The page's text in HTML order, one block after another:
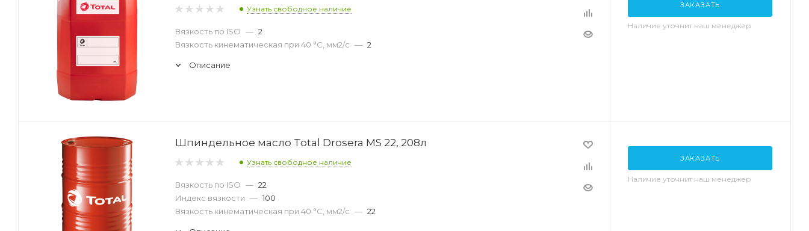
Узнать свободное наличие
Вязкость по ISO — 2
Вязкость кинематическая при 40 °С, мм2/с — 2
Описание
ЗАКАЗАТЬ
Наличие уточнит наш менеджер
Шпиндельное масло Total Drosera MS 22, 208л
Узнать свободное наличие
Вязкость по ISO — 22
Индекс вязкости — 100
Вязкость кинематическая при 40 °С, мм2/с — 22
ЗАКАЗАТЬ
Наличие уточнит наш менеджер